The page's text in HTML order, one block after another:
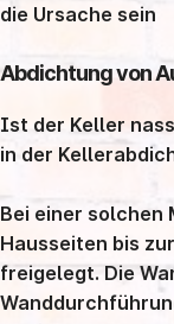
die Ursache sein
Abdichtung von
Ist der Keller
in der
Bei einer solchen
Hausseiten bis
freigelegt. Die